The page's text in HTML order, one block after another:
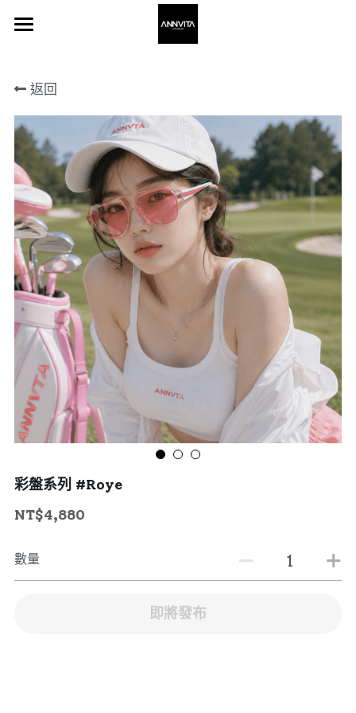
About 關於我
Stores 通路
登錄
搜索
聯繫我們 Contact Us
返回
彩盤系列 #Roye
NT$4,880
數量
即將發布
商品分類
所有商品分類
部落格分類
所有博客分類